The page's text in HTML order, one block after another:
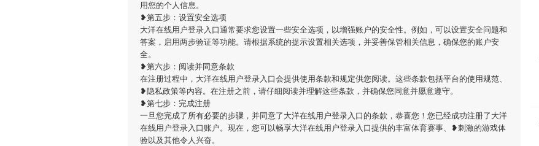
用您的个人信息。
❥第五步：设置安全选项
大洋在线用户登录入口通常要求您设置一些安全选项，以增强账户的安全性。例如，可以设置安全问题和
答案，启用两步验证等功能。请根据系统的提示设置相关选项，并妥善保管相关信息，确保您的账户安
全。
❥第六步：阅读并同意条款
在注册过程中，大洋在线用户登录入口会提供使用条款和规定供您阅读。这些条款包括平台的使用规范、
❥隐私政策等内容。在注册之前，请仔细阅读并理解这些条款，并确保您同意并愿意遵守。
❥第七步：完成注册
一旦您完成了所有必要的步骤，并同意了大洋在线用户登录入口的条款，恭喜您！您已经成功注册了大洋
在线用户登录入口账户。现在，您可以畅享大洋在线用户登录入口提供的丰富体育赛事、❥刺激的游戏体
验以及其他令人兴奋。